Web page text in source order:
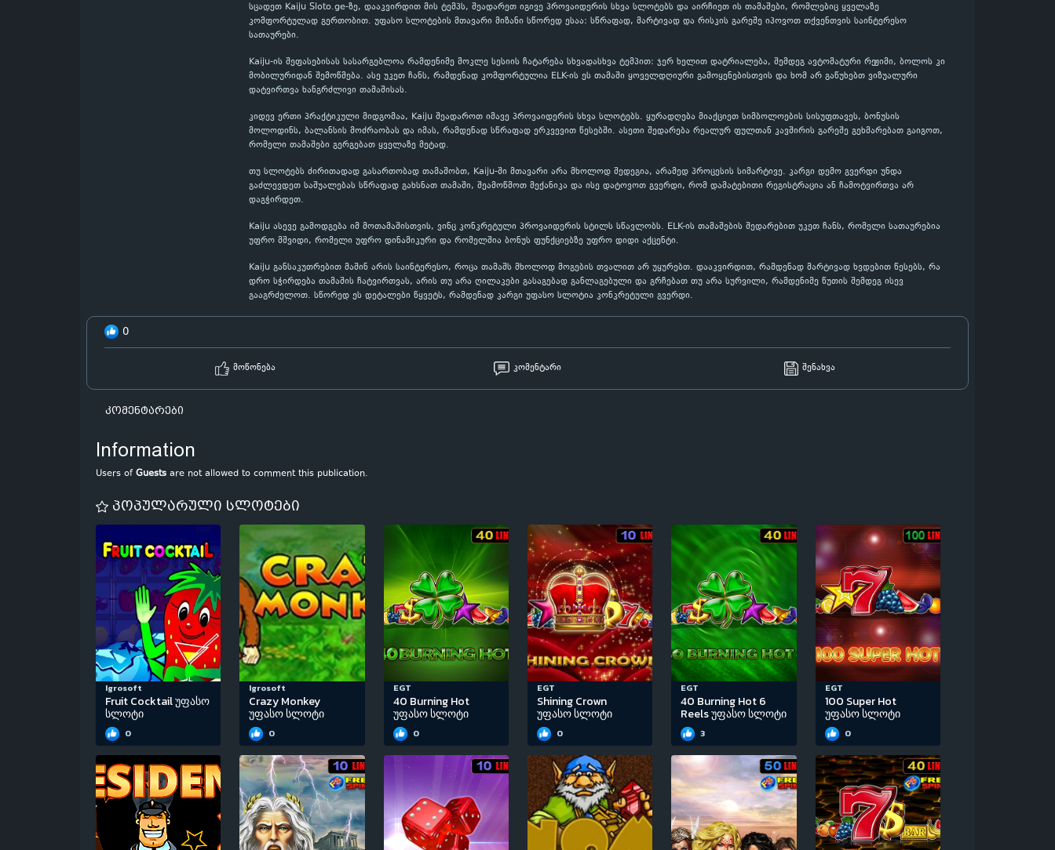
სცადეთ Kaiju Sloto.ge-ზე, დააკვირდით მის ტემპს, შეადარეთ იგივე პროვაიდერის სხვა სლოტებს და აირჩიეთ ის თამაშები, რომლებიც ყველაზე
კომფორტულად გერთობით. უფასო სლოტების მთავარი მიზანი სწორედ ესაა: სწრაფად, მარტივად და რისკის გარეშე იპოვოთ თქვენთვის საინტერესო
სათაურები.
Kaiju-ის შეფასებისას სასარგებლოა რამდენიმე მოკლე სესიის ჩატარება სხვადასხვა ტემპით: ჯერ ხელით დატრიალება, შემდეგ ავტომატური რეჟიმი, ბოლოს კი
მობილურიდან შემოწმება. ასე უკეთ ჩანს, რამდენად კომფორტულია ELK-ის ეს თამაში ყოველდღიური გამოყენებისთვის და ხომ არ გაწუხებთ ვიზუალური
დატვირთვა ხანგრძლივი თამაშისას.
კიდევ ერთი პრაქტიკული მიდგომაა, Kaiju შეადაროთ იმავე პროვაიდერის სხვა სლოტებს. ყურადღება მიაქციეთ სიმბოლოების სისუფთავეს, ბონუსის
მოლოდინს, ბალანსის მოძრაობას და იმას, რამდენად სწრაფად ერკვევით წესებში. ასეთი შედარება რეალურ ფულთან კავშირის გარეშე გეხმარებათ გაიგოთ,
რომელი თამაშები გერგებათ ყველაზე მეტად.
თუ სლოტებს ძირითადად გასართობად თამაშობთ, Kaiju-ში მთავარი არა მხოლოდ შედეგია, არამედ პროცესის სიმარტივე. კარგი დემო გვერდი უნდა
გაძლევდეთ საშუალებას სწრაფად გახსნათ თამაში, შეამოწმოთ მექანიკა და ისე დატოვოთ გვერდი, რომ დამატებითი რეგისტრაცია ან ჩამოტვირთვა არ
დაგჭირდეთ.
Kaiju ასევე გამოდგება იმ მოთამაშისთვის, ვინც კონკრეტული პროვაიდერის სტილს სწავლობს. ELK-ის თამაშების შედარებით უკეთ ჩანს, რომელი სათაურებია
უფრო მშვიდი, რომელი უფრო დინამიკური და რომელშია ბონუს ფუნქციებზე უფრო დიდი აქცენტი.
Kaiju განსაკუთრებით მაშინ არის საინტერესო, როცა თამაშს მხოლოდ მოგების თვალით არ უყურებთ. დააკვირდით, რამდენად მარტივად ხვდებით წესებს, რა
დრო სჭირდება თამაშის ჩატვირთვას, არის თუ არა ღილაკები გასაგებად განლაგებული და გრჩებათ თუ არა სურვილი, რამდენიმე წუთის შემდეგ ისევ
გააგრძელოთ. სწორედ ეს დეტალები წყვეტს, რამდენად კარგი უფასო სლოტია კონკრეტული გვერდი.
0
მოწონება კომენტარი შენახვა
კომენტარები
Information
Users ofGuests are not allowed to comment this publication.
პოპულარული სლოტები
Igrosoft
Fruit Cocktail უფასო
სლოტი
0
Igrosoft
Crazy Monkey
უფასო სლოტი
0
EGT
40 Burning Hot
უფასო სლოტი
0
EGT
Shining Crown
უფასო სლოტი
0
EGT
40 Burning Hot 6
Reels უფასო სლოტი
3
EGT
100 Super Hot
უფასო სლოტი
0